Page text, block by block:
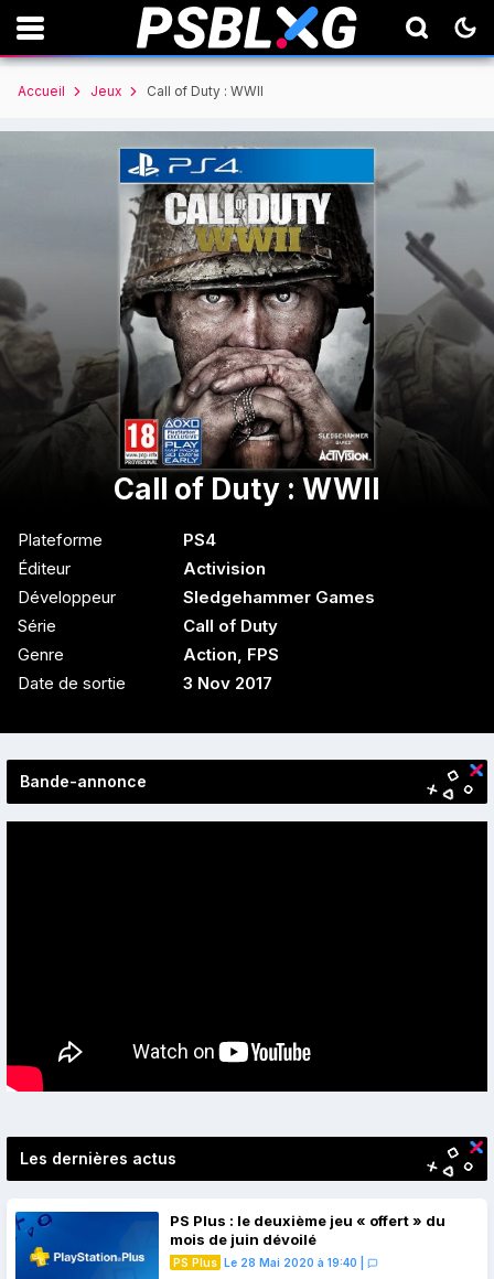
Accueil Jeux Call of Duty : WWII
Call of Duty : WWII
Plateforme
PS4
Éditeur
Activision
Développeur
Sledgehammer Games
Série
Call of Duty
Genre
Action, FPS
Date de sortie
3 Nov 2017
Bande-annonce
Les dernières actus
PS Plus : le deuxième jeu « offert » du
mois de juin dévoilé
PS Plus Le 28 Mai 2020 à 19:40